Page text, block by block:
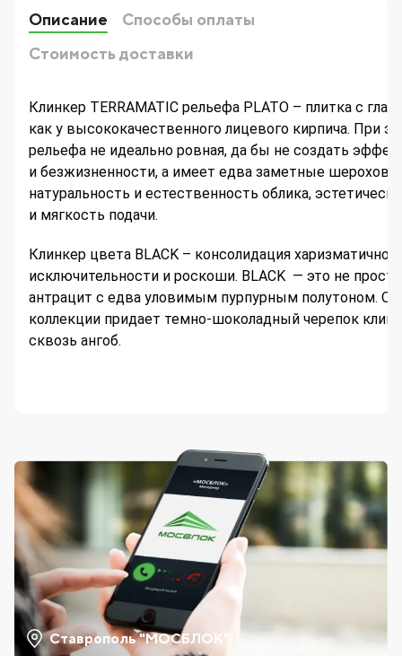
Описание
Способы оплаты
Стоимость доставки
Клинкер TERRAMATIC рельефа PLATO – плитка с
как у высококачественного лицевого кирпича. При
рельефа не идеально ровная, да бы не создать
и безжизненности, а имеет едва заметные
натуральность и естественность облика,
и мягкость подачи.
Клинкер цвета BLACK – консолидация
исключительности и роскоши. BLACK — это не
антрацит с едва уловимым пурпурным полутоном.
коллекции придает темно-шоколадный черепок
сквозь ангоб.
Ставрополь "МОСБЛОК"